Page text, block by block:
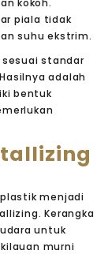
piala tidak
suhu ekstrim.
standar
adalah
bentuk
menjadi
. Kerangka
untuk
murni